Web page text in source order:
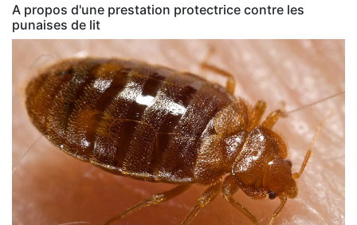
A propos d'une prestation protectrice contre les
punaises de lit